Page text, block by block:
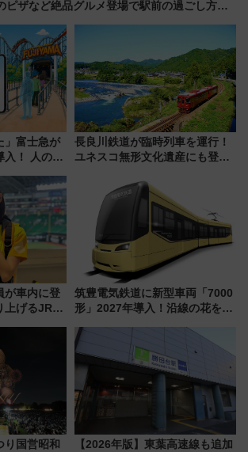
ピザなど絶品グルメ登場で駅前の過ごし方は
」富士急が
入！ 人のか
長良川鉄道が臨時列車を運行！
ユネスコ無形文化遺産にも登録
に 乗車には予約が必要
が車内に登
上げるJR九
筑豊電気鉄道に新型車両「7000
形」2027年導入！沿線の花をイ
内は落ち着いたゆとりある空間
に
り国営昭和
【2026年版】東葉高速線も追加